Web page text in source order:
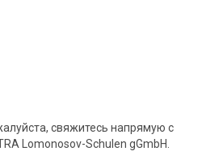
свяжитесь напрямую с
Lomonosov-Schulen gGmbH.